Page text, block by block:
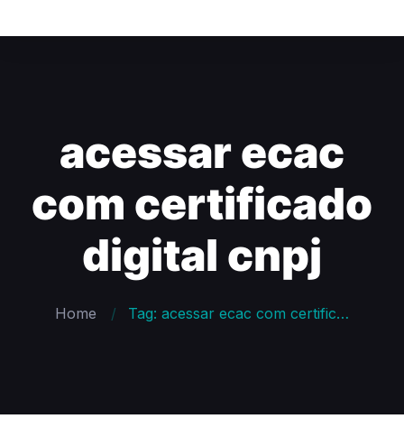
acessar ecac
com certificado
digital cnpj
Home Tag: acessar ecac com certificado digital cnpj